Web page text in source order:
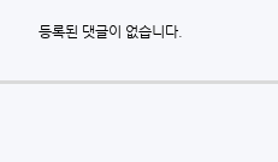
등록된 댓글이 없습니다.